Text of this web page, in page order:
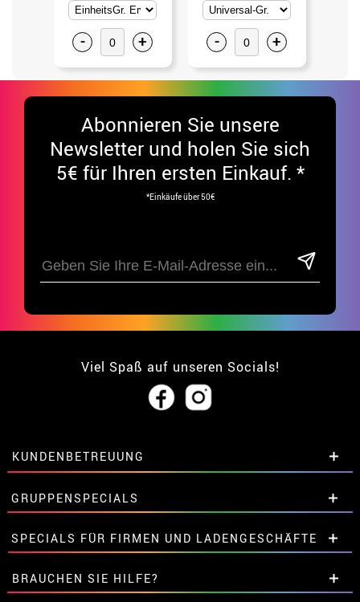
- + - +
Abonnieren Sie unsere
Newsletter und holen Sie sich
5€ für Ihren ersten Einkauf. *
*Einkäufe über 50€
Viel Spaß auf unseren Socials!
KUNDENBETREUUNG
• Über uns
• Verkaufskonditionen
• Rechtlicher HinweisundDatenschutz
• Kundendienst
• Cookie-Verwendung
•Cookie-Einstellungen
GRUPPENSPECIALS
Extrarabatte für Gruppen.
Kontaktieren Sie uns hier.
SPECIALS FÜR FIRMEN UND LADENGESCHÄFTE
Extrarabatte für Gruppen.
Kontaktieren Sie uns hier.
BRAUCHEN SIE HILFE?